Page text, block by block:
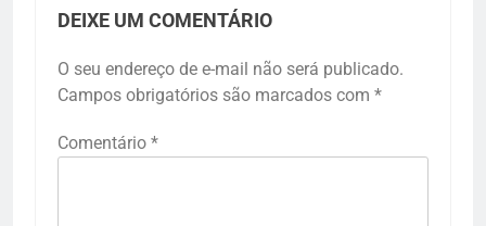
DEIXE UM COMENTÁRIO
O seu endereço de e-mail não será publicado.
Campos obrigatórios são marcados com *
Comentário *